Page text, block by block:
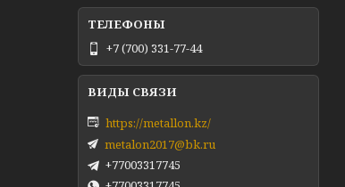
+7 (700) 331-77-44
https://metallon.kz/
metalon2017@bk.ru
+77003317745